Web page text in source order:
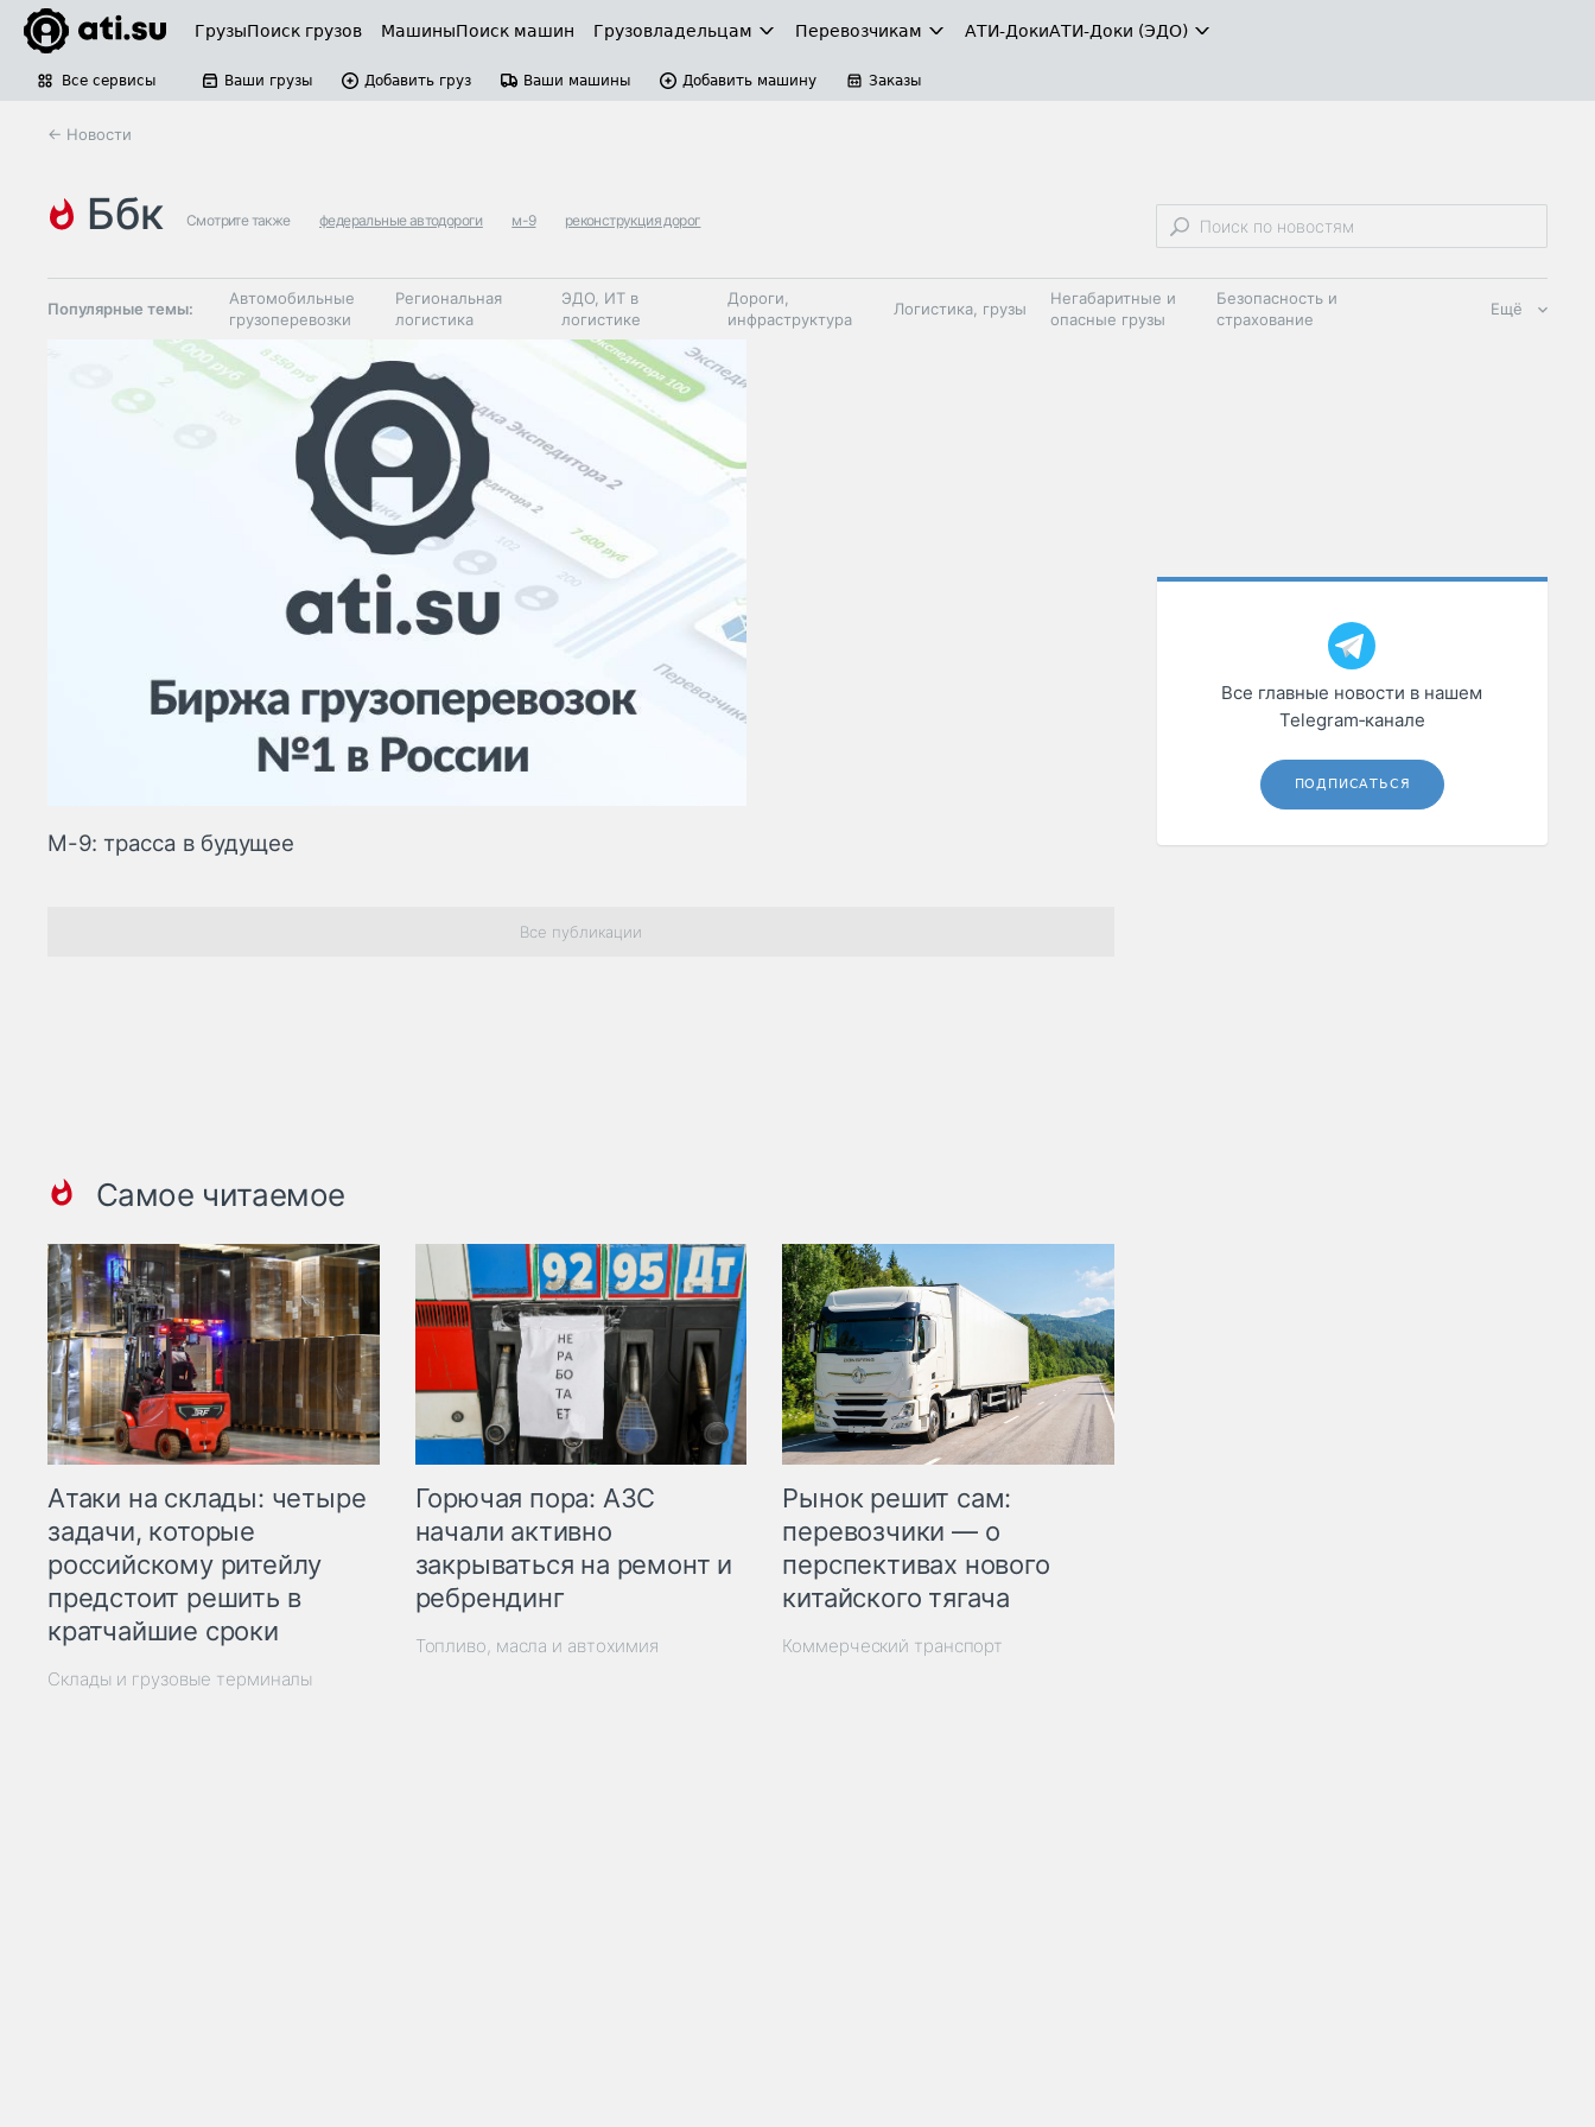
ГрузыПоиск грузов МашиныПоиск машин Грузовладельцам Перевозчикам АТИ-ДокиАТИ-Доки (ЭДО)
Все сервисы Ваши грузы Добавить груз Ваши машины Добавить машину Заказы
← Новости
ббк Смотрите также федеральные автодороги м-9 реконструкция дорог
Популярные темы:
Автомобильные
грузоперевозки
Региональная
логистика
ЭДО, ИТ в
логистике
Дороги,
инфраструктура
Логистика, грузы
Негабаритные и
опасные грузы
Безопасность и
страхование
Таможня и ВЭД
грузовые
терминалы
Коммерческий
транспорт
Спецтехника
Ещё
М-9: трасса в будущее
Все публикации
Самое читаемое
Атаки на склады: четыре
задачи, которые
российскому ритейлу
предстоит решить в
кратчайшие сроки
Склады и грузовые терминалы
Горючая пора: АЗС
начали активно
закрываться на ремонт и
ребрендинг
Топливо, масла и автохимия
Рынок решит сам:
перевозчики — о
перспективах нового
китайского тягача
Коммерческий транспорт
Все главные новости в нашем
Telegram‑канале
ПОДПИСАТЬСЯ